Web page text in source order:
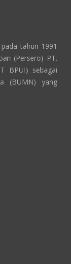
tahun 1991
(Persero) PT.
BPUI) sebagai
(BUMN) yang